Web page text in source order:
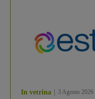
In vetrina 3 Agosto 2026